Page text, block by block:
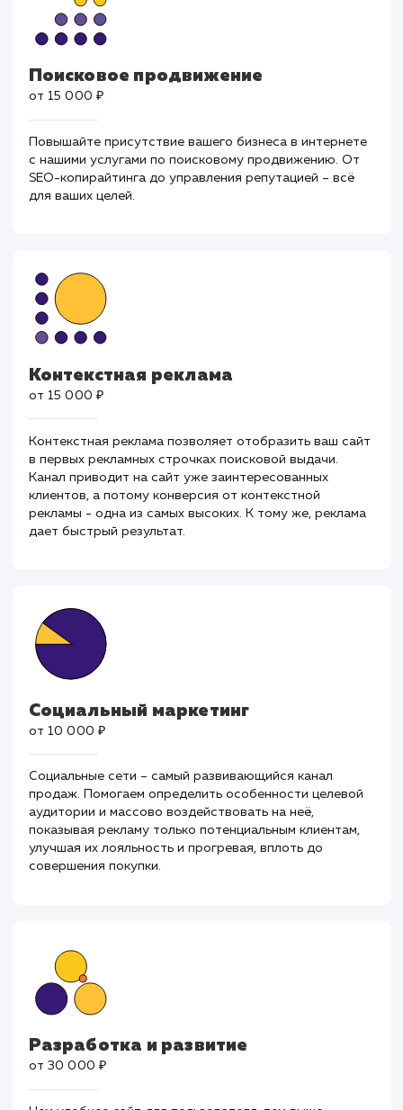
Поисковое продвижение
с нашими услугами по поисковому продвижению. От
SEO-копирайтинга до управления репутацией – всё
для ваших целей.
Контекстная реклама
от 15 000 ₽
в первых рекламных строчках поисковой выдачи.
Канал приводит на сайт уже заинтересованных
клиентов, а потому конверсия от контекстной
рекламы - одна из самых высоких. К тому же,
Социальные сети – самый развивающийся канал
продаж. Помогаем определить особенности целевой
аудитории и массово воздействовать на неё,
улучшая их лояльность и прогревая, вплоть до
совершения покупки.